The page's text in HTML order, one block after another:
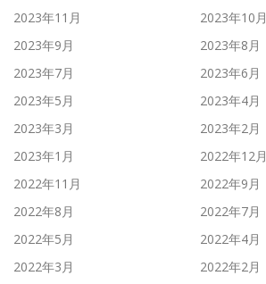
2023年11月
2023年10月
2023年9月
2023年8月
2023年7月
2023年6月
2023年5月
2023年4月
2023年3月
2023年2月
2023年1月
2022年12月
2022年11月
2022年9月
2022年8月
2022年7月
2022年5月
2022年4月
2022年3月
2022年2月